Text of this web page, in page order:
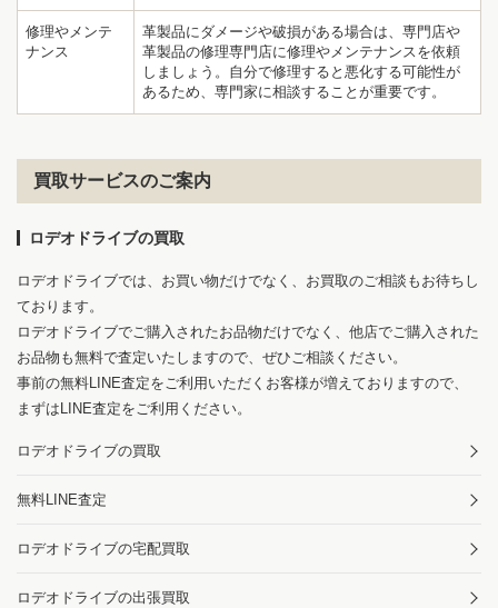
修理やメンテ
ナンス
革製品にダメージや破損がある場合は、専門店や
革製品の修理専門店に修理やメンテナンスを依頼
しましょう。自分で修理すると悪化する可能性が
あるため、専門家に相談することが重要です。
買取サービスのご案内
ロデオドライブの買取
ロデオドライブでは、お買い物だけでなく、お買取のご相談もお待ちし
ております。
ロデオドライブでご購入されたお品物だけでなく、他店でご購入された
お品物も無料で査定いたしますので、ぜひご相談ください。
事前の無料LINE査定をご利用いただくお客様が増えておりますので、
まずはLINE査定をご利用ください。
ロデオドライブの買取
無料LINE査定
ロデオドライブの宅配買取
ロデオドライブの出張買取